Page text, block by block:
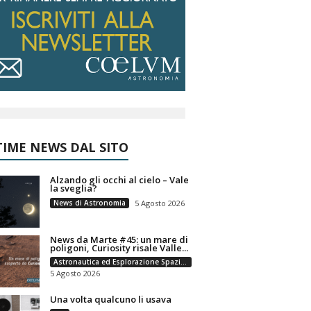
NEWS DAL SITO
Alzando gli occhi al cielo – Vale
la sveglia?
News di Astronomia 5 Agosto 2026
News da Marte #45: un mare di
poligoni, Curiosity risale Valle...
Astronautica ed Esplorazione Spaziale
5 Agosto 2026
Una volta qualcuno li usava